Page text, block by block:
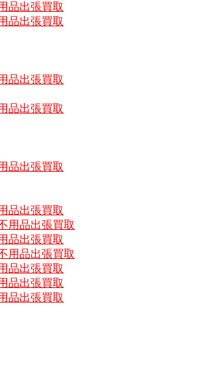
品出張買取
品出張買取
品出張買取
品出張買取
品出張買取
品出張買取
用品出張買取
品出張買取
用品出張買取
品出張買取
品出張買取
品出張買取